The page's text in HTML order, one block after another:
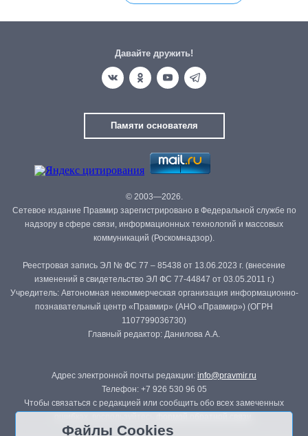
Давайте дружить!
Памяти основателя
© 2003—2026.
Сетевое издание Правмир зарегистрировано в Федеральной службе по
надзору в сфере связи, информационных технологий и массовых
коммуникаций (Роскомнадзор).
Реестровая запись ЭЛ № ФС 77 – 85438 от 13.06.2023 г. (внесение
изменений в свидетельство ЭЛ ФС 77-44847 от 03.05.2011 г.)
Учредитель: Автономная некоммерческая организация информационно-
познавательный центр «Правмир» (АНО «Правмир») (ОГРН
1107799036730)
Главный редактор: Данилова А.А.
Адрес электронной почты редакции: info@pravmir.ru
Телефон: +7 926 530 96 05
Чтобы связаться с редакцией или сообщить обо всех замеченных
Файлы Cookies